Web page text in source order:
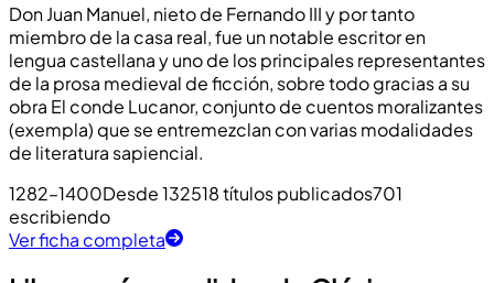
Don Juan Manuel, nieto de Fernando III y por tanto
miembro de la casa real, fue un notable escritor en
lengua castellana y uno de los principales representantes
de la prosa medieval de ficción, sobre todo gracias a su
obra El conde Lucanor, conjunto de cuentos moralizantes
(exempla) que se entremezclan con varias modalidades
de literatura sapiencial.
1282–1400Desde 132518 títulos publicados701
escribiendo
Ver ficha completa